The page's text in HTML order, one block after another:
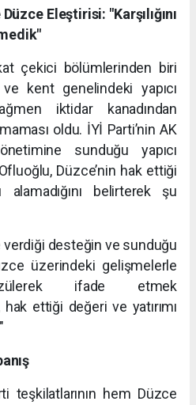
Eleştirisi: "Karşılığını
çekici bölümlerinden biri
kent genelindeki yapıcı
iktidar kanadından
oldu. İYİ Parti’nin AK
sunduğu yapıcı
Düzce’nin hak ettiği
alamadığını belirterek şu
verdiği desteğin ve sunduğu
üzerindeki gelişmelerle
ifade etmek
ettiği değeri ve yatırımı
teşkilatlarının hem Düzce